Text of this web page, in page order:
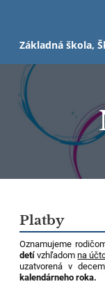
Základná škola,
Platby
Oznamujeme
detí vzhľadomna
uzatvorená v
kalendárneho roka.